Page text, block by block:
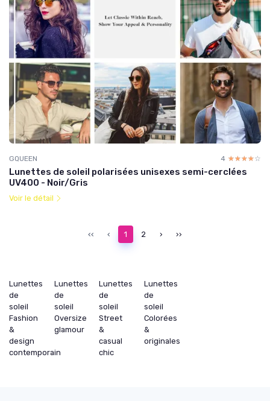
GQUEEN 4 ☆☆☆☆☆
★★★★★
Lunettes de soleil polarisées unisexes semi-cerclées
UV400 - Noir/Gris
Voir le détail
‹‹ ‹ 1 2 › ››
Lunettes
de
soleil
Fashion
&
design
contemporain
Lunettes
de
soleil
Oversize
glamour
Lunettes
de
soleil
Street
&
casual
chic
Lunettes
de
soleil
Colorées
&
originales